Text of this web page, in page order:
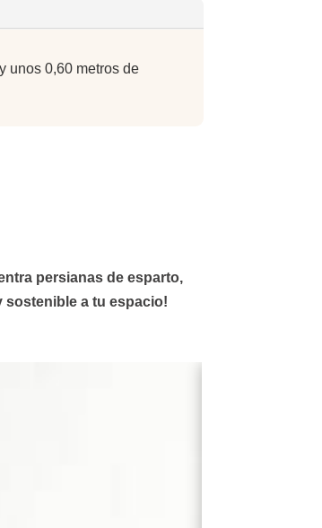
unos 0,60 metros de
persianas de esparto,
sostenible a tu espacio!